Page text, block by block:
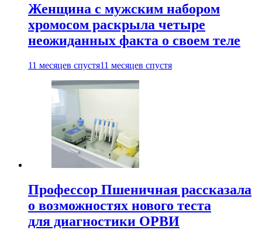
Женщина с мужским набором
хромосом раскрыла четыре
неожиданных факта о своем теле
11 месяцев спустя11 месяцев спустя
Профессор Пшеничная рассказала
о возможностях нового теста
для диагностики ОРВИ